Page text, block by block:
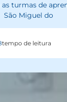
turmas de
São Miguel do
tempo de leitura